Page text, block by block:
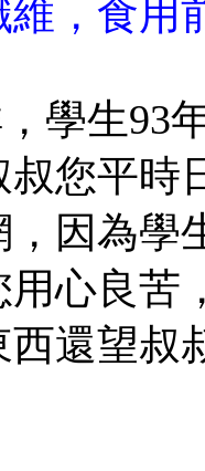
，食用
，學生
叔您平時
因為學
心良苦
西還望